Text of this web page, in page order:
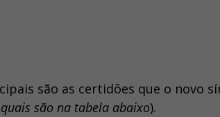
são as certidões que o novo
são na tabela abaixo).